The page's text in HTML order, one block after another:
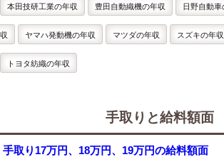
本田技研工業の年収 豊田自動織機の年収 日野自動車
収 ヤマハ発動機の年収 マツダの年収 スズキの年収
トヨタ紡織の年収
手取りと給料額面
手取り17万円、18万円、19万円の給料額面